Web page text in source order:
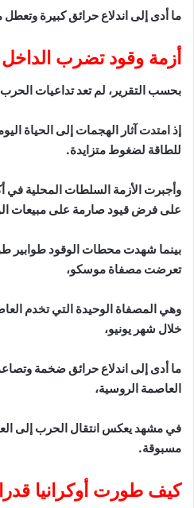
ما أدى إلى اندلاع حرائق كبيرة
أزمة وقود تضرب
بحسب التقرير، لم تعد تداعيات
إذ امتدت آثار الهجمات إلى الحياة
للطاقة لضغوط متزايدة.
وأجبرت الأزمة السلطات المحلية
على فرض قيود صارمة على مبيعات
بينما شهدت محطات الوقود طوابير
تعرضت مصفاة موسكو،
وهي المصفاة الوحيدة التي تخدم
خلال شهر يونيو،
ما أدى إلى اندلاع حرائق ضخمة
العاصمة الروسية،
في مشهد يعكس انتقال الحرب إلى
مسبوقة.
كيف طورت أوكرانيا